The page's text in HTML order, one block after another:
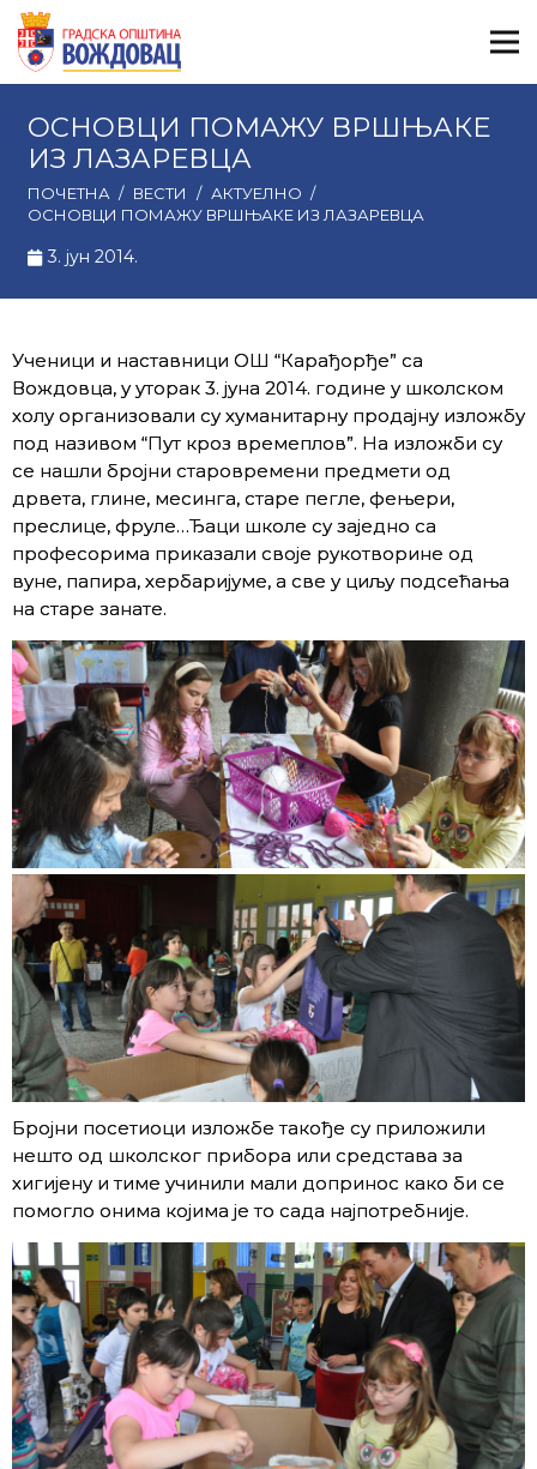
ОСНОВЦИ ПОМАЖУ ВРШЊАКЕ
ИЗ ЛАЗАРЕВЦА
ПОЧЕТНА / ВЕСТИ / АКТУЕЛНО /
ОСНОВЦИ ПОМАЖУ ВРШЊАКЕ ИЗ ЛАЗАРЕВЦА
3. јун 2014.
Ученици и наставници ОШ “Карађорђе” са
Вождовца, у уторак 3. јуна 2014. године у школском
холу организовали су хуманитарну продајну изложбу
под називом “Пут кроз времеплов”. На изложби су
се нашли бројни старовремени предмети од
дрвета, глине, месинга, старе пегле, фењери,
преслице, фруле…Ђаци школе су заједно са
професорима приказали своје рукотворине од
вуне, папира, хербаријуме, а све у циљу подсећања
на старе занате.
Бројни посетиоци изложбе такође су приложили
нешто од школског прибора или средстава за
хигијену и тиме учинили мали допринос како би се
помогло онима којима је то сада најпотребније.